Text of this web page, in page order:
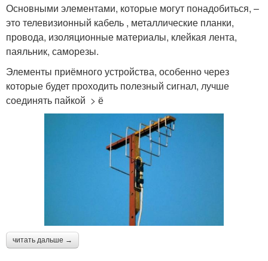
Основными элементами, которые могут понадобиться, –
это телевизионный кабель , металлические планки,
провода, изоляционные материалы, клейкая лента,
паяльник, саморезы.
Элементы приёмного устройства, особенно через
которые будет проходить полезный сигнал, лучше
соединять пайкой > ё
читать дальше →